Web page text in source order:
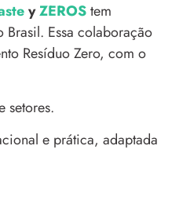
yZEROStem
Brasil. Essa colaboração
Resíduo Zero, com o
setores.
e prática, adaptada